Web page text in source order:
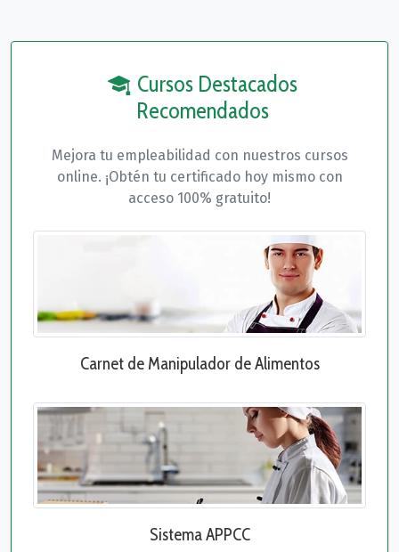
Cursos Destacados
Recomendados
Mejora tu empleabilidad con nuestros cursos
online. ¡Obtén tu certificado hoy mismo con
acceso 100% gratuito!
Carnet de Manipulador de Alimentos
Sistema APPCC